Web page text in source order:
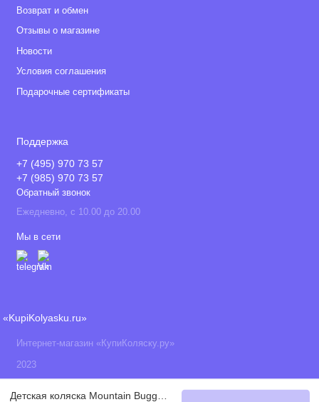
Возврат и обмен
Отзывы о магазине
Новости
Условия соглашения
Подарочные сертификаты
Поддержка
+7 (495) 970 73 57
+7 (985) 970 73 57
Обратный звонок
Ежедневно, с 10.00 до 20.00
Мы в сети
«KupiKolyasku.ru»
Интернет-магазин «КупиКоляску.ру»
2023